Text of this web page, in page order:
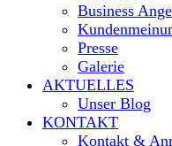
Business
Presse
Galerie
AKTUELLES
Unser Blog
KONTAKT
Kontakt &